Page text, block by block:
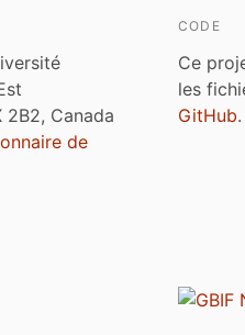
2B2, Canada
de
CODE
Ce
les
GitHub.